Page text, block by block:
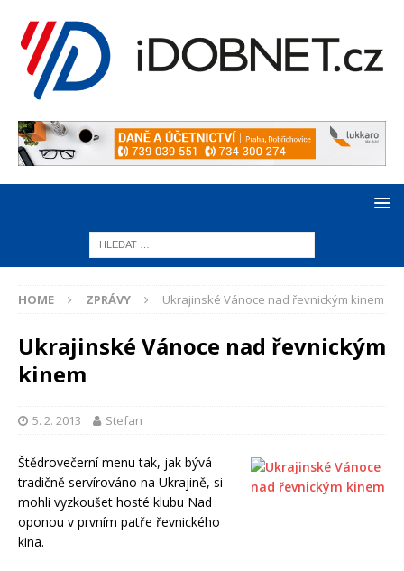
HOME ZPRÁVY Ukrajinské Vánoce nad řevnickým kinem
Ukrajinské Vánoce nad řevnickým
kinem
5. 2. 2013 Stefan
Štědrovečerní menu tak, jak bývá
tradičně servírováno na Ukrajině, si
mohli vyzkoušet hosté klubu Nad
oponou v prvním patře řevnického
kina.